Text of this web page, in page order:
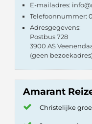
E-mailadres:
Telefoonnummer:
Adresgegevens:
Postbus 728
3900 AS
(geen bezoekadres)
Amarant
Christelijke